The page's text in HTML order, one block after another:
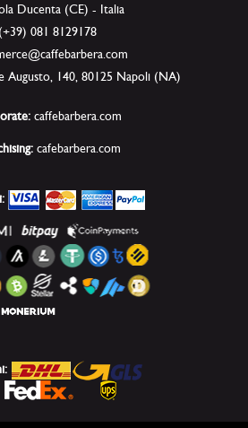
Ducenta (CE) - Italia
(+39) 081 8129178
Augusto, 140, 80125 Napoli (NA)
caffebarbera.com
cafebarbera.com